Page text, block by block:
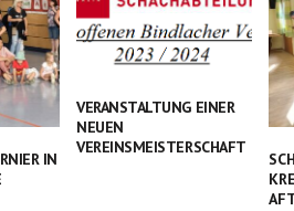
IN
VERANSTALTUNG EINER
NEUEN
VEREINSMEISTERSCHAFT